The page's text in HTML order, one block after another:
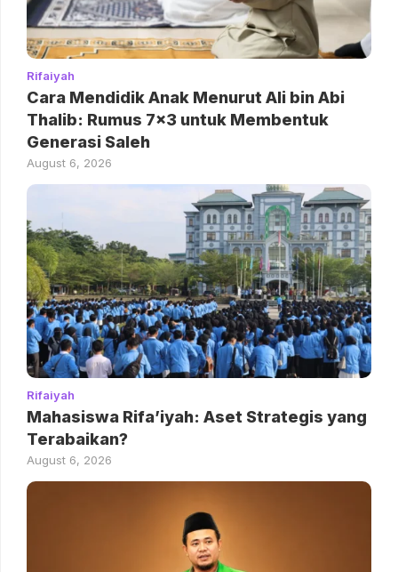
Rifaiyah
Cara Mendidik Anak Menurut Ali bin Abi
Thalib: Rumus 7×3 untuk Membentuk
Generasi Saleh
August 6, 2026
Rifaiyah
Mahasiswa Rifa’iyah: Aset Strategis yang
Terabaikan?
August 6, 2026